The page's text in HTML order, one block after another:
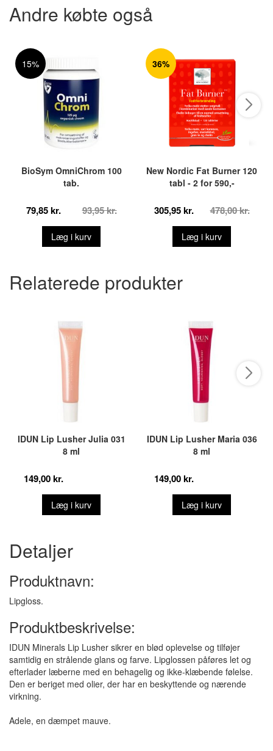
Andre købte også
15%
BioSym OmniChrom 100
tab.
79,85 kr. 93,95 kr.
Læg i kurv
36%
New Nordic Fat Burner 120
tabl - 2 for 590,-
305,95 kr. 478,00 kr.
Læg i kurv
Relaterede produkter
IDUN Lip Lusher Julia 031
8 ml
149,00 kr.
Læg i kurv
IDUN Lip Lusher Maria 036
8 ml
149,00 kr.
Læg i kurv
Detaljer
Produktnavn:
Lipgloss.
Produktbeskrivelse:
IDUN Minerals Lip Lusher sikrer en blød oplevelse og tilføjer
samtidig en strålende glans og farve. Lipglossen påføres let og
efterlader læberne med en behagelig og ikke-klæbende følelse.
Den er beriget med olier, der har en beskyttende og nærende
virkning.
Adele, en dæmpet mauve.